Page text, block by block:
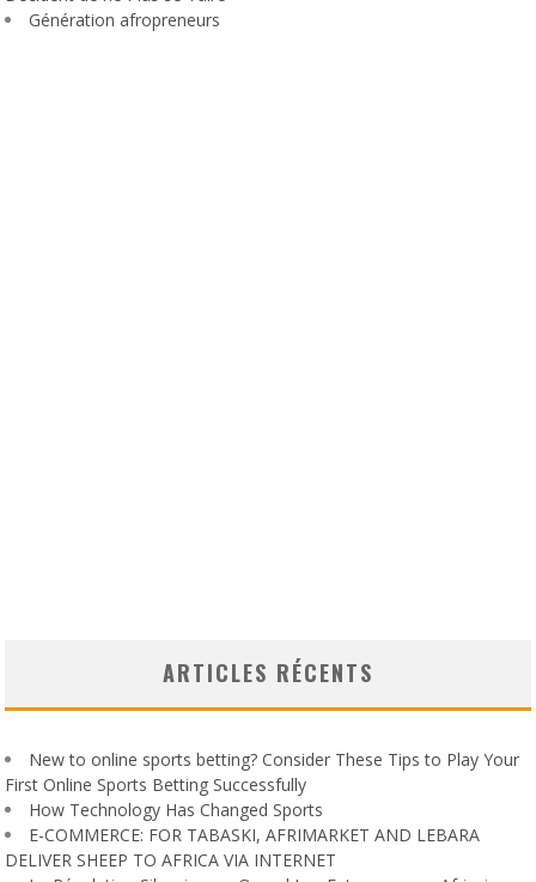
Génération afropreneurs
ARTICLES RÉCENTS
New to online sports betting? Consider These Tips to Play Your
First Online Sports Betting Successfully
How Technology Has Changed Sports
E-COMMERCE: FOR TABASKI, AFRIMARKET AND LEBARA
DELIVER SHEEP TO AFRICA VIA INTERNET